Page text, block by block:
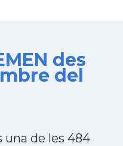
des
del
una de les 484